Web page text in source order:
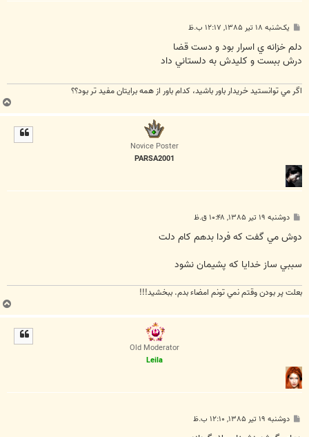
پ
ت
یک‌شنبه ۱۸ تیر ۱۳۸۵, ۱۲:۱۷ ب.ظ
دلم خزانه ي اسرار بود و دست قضا
درش ببست و كليدش به دلستاني داد
اگر مي توانستيد خريدار باور باشيد، كدام باور از همه برايتان مفيد تر بود؟؟
ب
ا
Novice Poster
PARSA2001
پ
ت
دوشنبه ۱۹ تیر ۱۳۸۵, ۱۰:۴۸ ق.ظ
دوش مي گفت كه فردا بدهم كام دلت
سببي ساز خدايا كه پشيمان نشود
بعلت پر بودن وقتم نمي تونم امضاء بدم. ببخشيد!!!
ب
ا
Old Moderator
Leila
پ دوشنبه ۱۹ تیر ۱۳۸۵, ۱۲:۱۰ ب.ظ